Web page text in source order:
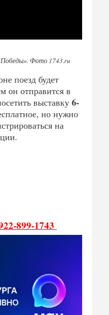
Победы». Фото 1743.ru
поезд будет
он отправится в
выставку 6-
но нужно
на
899-1743